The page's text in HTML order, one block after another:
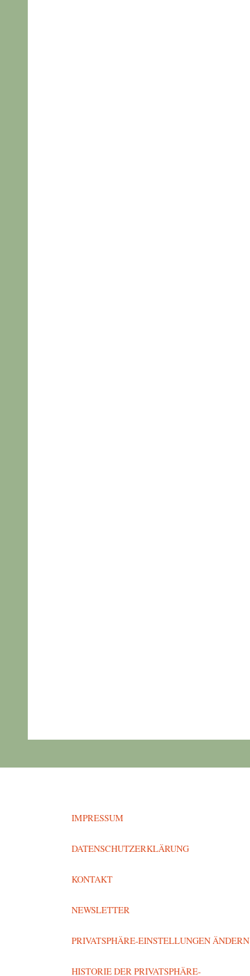
IMPRESSUM
DATENSCHUTZERKLÄRUNG
KONTAKT
NEWSLETTER
PRIVATSPHÄRE-EINSTELLUNGEN ÄNDERN
HISTORIE DER PRIVATSPHÄRE-